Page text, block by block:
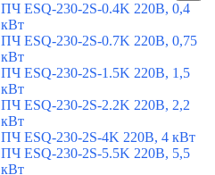
ПЧ ESQ-230-2S-0.4K 220В, 0,4
кВт
ПЧ ESQ-230-2S-0.7K 220В, 0,75
кВт
ПЧ ESQ-230-2S-1.5K 220В, 1,5
кВт
ПЧ ESQ-230-2S-2.2K 220В, 2,2
кВт
ПЧ ESQ-230-2S-4K 220В, 4 кВт
ПЧ ESQ-230-2S-5.5K 220В, 5,5
кВт